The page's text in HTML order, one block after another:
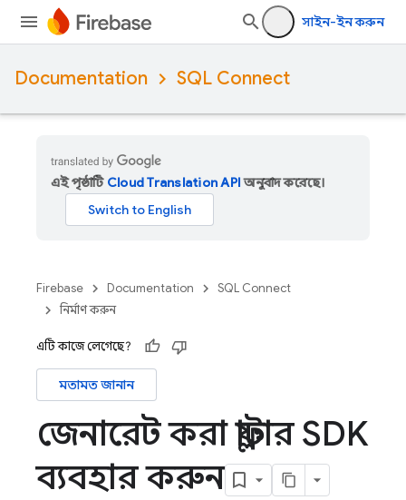
সাইন-ইন করুন
Documentation SQL Connect
এই পৃষ্ঠাটি Cloud Translation APIঅনুবাদ করেছে।
Firebase Documentation
SQL Connect
নির্মাণ করুন
এটি কাজে লেগেছে?
মতামত জানান
জেনারেট করা ফ্লাটার SDK
ব্যবহার করুন